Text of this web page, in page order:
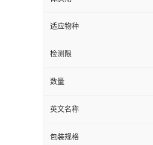
适应物种
检测限
数量
英文名称
包装规格